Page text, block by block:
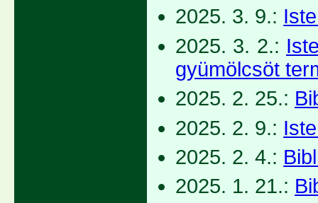
2025. 3. 9.:
2025. 3. 2.:
gyümölcsöt
2025. 2. 25.:
2025. 2. 9.:
2025. 2. 4.:
2025. 1. 21.: